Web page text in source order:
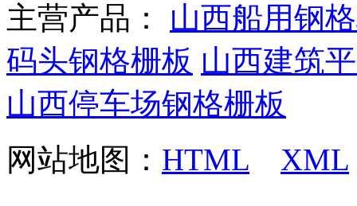
主营产品： 山西船用钢
码头钢格栅板 山西建筑
山西停车场钢格栅板
网站地图： HTML XML